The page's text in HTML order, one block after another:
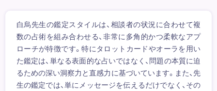
白烏先生の鑑定スタイルは、相談者の状況に合わせて複
数の占術を組み合わせる、非常に多角的かつ柔軟なアプ
ローチが特徴です。特にタロットカードやオーラを用い
た鑑定は、単なる表面的な占いではなく、問題の本質に迫
るための深い洞察力と直感力に基づいています。また、先
生の鑑定では、単にメッセージを伝えるだけでなく、その